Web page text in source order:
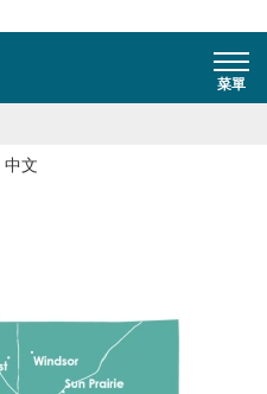
菜單
中文